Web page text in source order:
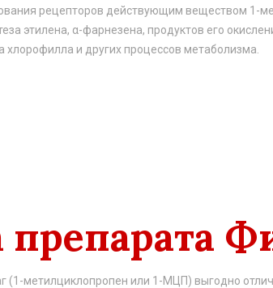
рецепторов действующим веществом 1-
этилена, α-фарнезена, продуктов его
хлорофилла и других процессов метаболизма.
(1-метилциклопропен или 1-МЦП) выгодно